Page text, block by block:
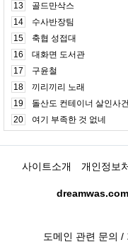
13
골드만삭스
14
수사반장팀
15
축협 성접대
16
대화면 도서관
17
구윤철
18
끼리끼리 노래
19
돌산도 컨테이너 살인사건
20
여기 부족한 것 없네
사이트소개 개인정보
dreamwas.com
도메인 관련 문의 /